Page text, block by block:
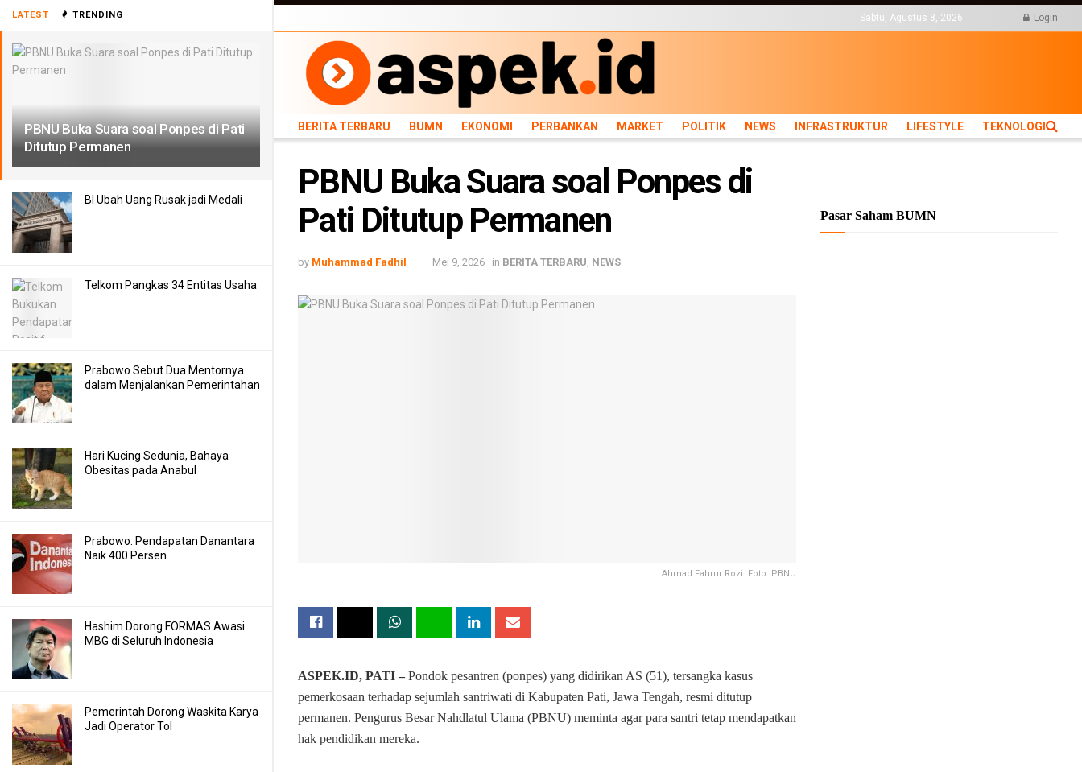
LATEST TRENDING
PBNU Buka Suara soal Ponpes di Pati
Ditutup Permanen
BI Ubah Uang Rusak jadi Medali
Telkom Pangkas 34 Entitas Usaha
Prabowo Sebut Dua Mentornya
dalam Menjalankan Pemerintahan
Hari Kucing Sedunia, Bahaya
Obesitas pada Anabul
Prabowo: Pendapatan Danantara
Naik 400 Persen
Hashim Dorong FORMAS Awasi
MBG di Seluruh Indonesia
Pemerintah Dorong Waskita Karya
Jadi Operator Tol
Sabtu, Agustus 8, 2026 Login
BERITA TERBARU BUMN EKONOMI PERBANKAN MARKET POLITIK NEWS INFRASTRUKTUR LIFESTYLE TEKNOLOGI
PBNU Buka Suara soal Ponpes di
Pati Ditutup Permanen
by Muhammad Fadhil Mei 9, 2026 in BERITA TERBARU NEWS
Ahmad Fahrur Rozi. Foto: PBNU
ASPEK.ID, PATI – Pondok pesantren (ponpes) yang didirikan AS (51), tersangka kasus
pemerkosaan terhadap sejumlah santriwati di Kabupaten Pati, Jawa Tengah, resmi ditutup
permanen. Pengurus Besar Nahdlatul Ulama (PBNU) meminta agar para santri tetap mendapatkan
hak pendidikan mereka.
Pasar Saham BUMN